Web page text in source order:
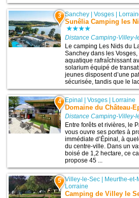
3 Sanchey |Vosges
Sunêlia Camping les
Distance Camping-Villey-
Le camping Les Nids du
Sanchey dans les
aquatique rafraîchissant
solarium équipé de
jeunes disposent d’une
sécurisée, tandis que le
4 Epinal |Vosges Lorraine
Domaine du Château-
Distance Camping-Villey-
Entre forêts et rivières, le
vous ouvre ses portes à
immédiate d’Épinal, à
du centre-ville. Dans un
boisé de 1,2 hectare, ce
propose 45 ...
5 Villey-le-Sec | Meurthe-et-
Lorraine
Camping de Villey le